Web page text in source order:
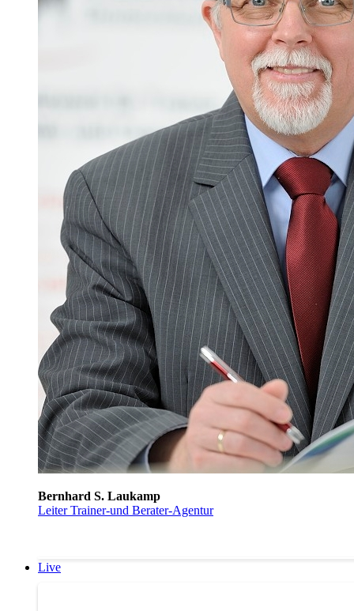
Bernhard S. Laukamp
Leiter Trainer-und Berater-Agentur
Live